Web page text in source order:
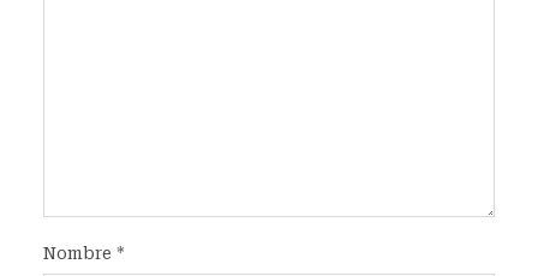
Nombre *